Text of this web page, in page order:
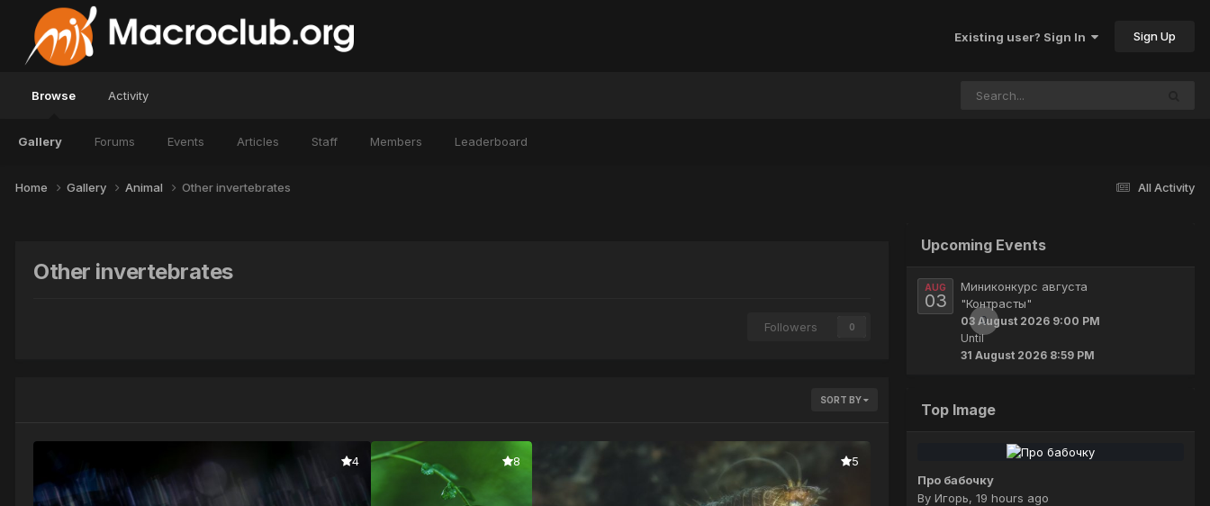
Existing user? Sign In Sign Up
Browse
Gallery Forums Events Articles Staff Members Leaderboard
Activity
All Activity
Home Gallery Animal Other invertebrates
Other invertebrates
Followers 0
SORT BY
4 8 5
Upcoming Events
AUG
03
0
Миниконкурс августа
"Контрасты"
03 August 2026 9:00 PM
Until
31 August 2026 8:59 PM
Top Image
Про бабочку
By Игорь, 19 hours ago